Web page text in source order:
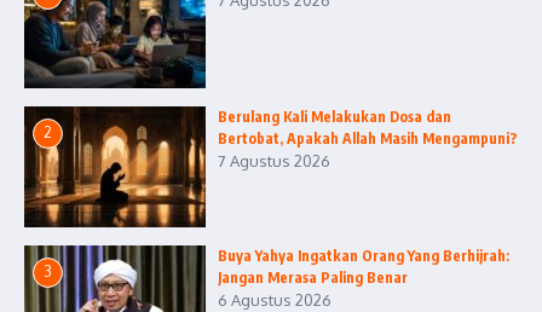
2
Berulang Kali Melakukan Dosa dan
Bertobat, Apakah Allah Masih Mengampuni?
7 Agustus 2026
3
Buya Yahya Ingatkan Orang Yang Berhijrah:
Jangan Merasa Paling Benar
6 Agustus 2026